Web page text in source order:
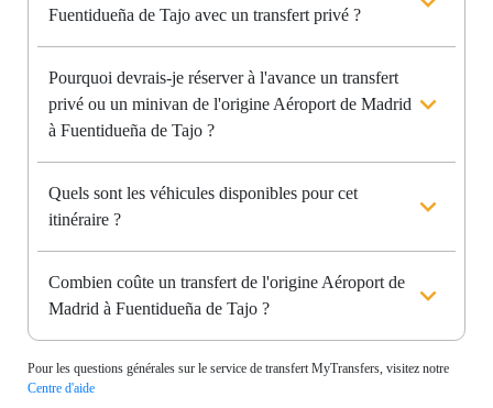
Fuentidueña de Tajo avec un transfert privé ?
Pourquoi devrais-je réserver à l'avance un transfert
privé ou un minivan de l'origine Aéroport de Madrid
à Fuentidueña de Tajo ?
Quels sont les véhicules disponibles pour cet
itinéraire ?
Combien coûte un transfert de l'origine Aéroport de
Madrid à Fuentidueña de Tajo ?
Pour les questions générales sur le service de transfert MyTransfers, visitez notre
Centre d'aide